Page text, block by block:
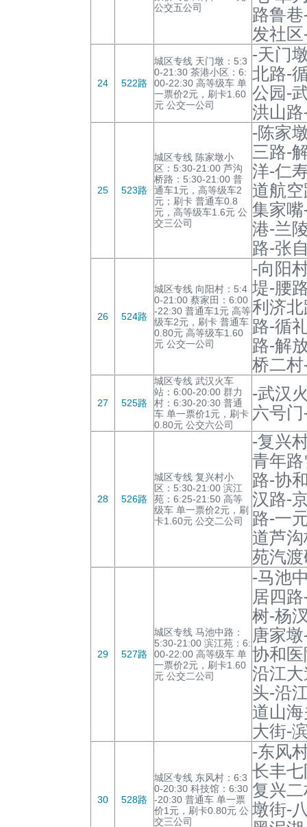
公交五公司
路鲁
发社
24 522路
城区专线 天门墩：5:3
0-21:30 茶港小区：6:
00-22:30 高等级车 单
一票价2元，刷卡1.60
元 公交一公司
-天门
北路-
公园-
洪山
25 523路
城区专线 陈家墩小
区：5:30-21:00 芦沟
桥路：5:30-21:00 普
通车1元，高等级车2
元；刷卡 普通车0.8
元，高等级车1.6元 公
交三公司
-陈家
三路-
洋-仁
道航
集家
港-兰
路-张
26 524路
城区专线 向阳村：5:4
0-21:00 蔡家田：6:00
-22:30 普通车1元 高等
级车2元，刷卡 普通车
0.80元 高等级车1.60
元 公交一公司
-向阳
堤-腰
利济
路-循
路-解
桥二
27 525路
城区专线 武汉火车
站：6:00-20:00 群力
村：6:30-20:30 普通
车 单一票价1元，刷卡
0.80元 公交六公司
-武汉
六号
28 526路
城区专线 复兴村小
区：5:30-21:00 滨江
苑：6:25-21:50 高等
级车 单一票价2元，刷
卡1.60元 公交二公司
-复兴
青年
路-协
汉路-
路-一
道芦
苑汽
29 527路
城区专线 马池中路：
5:30-21:00 滨江苑：6:
00-22:00 高等级车 单
一票价2元，刷卡1.60
元 公交二公司
-马池
居四
树-杨
唐家
协和
沿江
头-沿
道山
大街-
30 528路
城区专线 东风村：6:3
0-20:30 科技馆：6:30
-20:30 普通车 单一票
价1元，刷卡0.80元 公
交三公司
-东风
长丰
复兴
墩街-